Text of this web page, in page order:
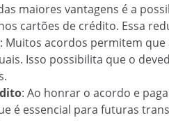
maiores vantagens é a
cartões de crédito. Essa
: Muitos acordos permitem que
Isso possibilita que o
: Ao honrar o acordo e
é essencial para futuras